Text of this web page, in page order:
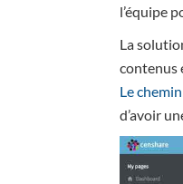
l’équipe
La
contenus
Le
d’avoir